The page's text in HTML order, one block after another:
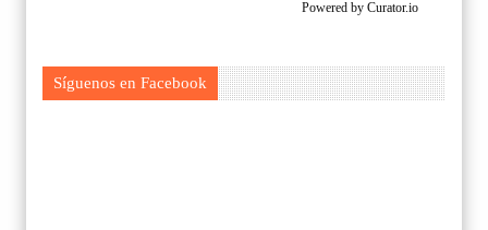
Powered by Curator.io
Síguenos en Facebook